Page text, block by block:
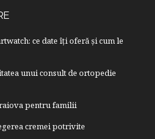
ce date îți oferă și cum le
unui consult de ortopedie
pentru familii
cremei potrivite